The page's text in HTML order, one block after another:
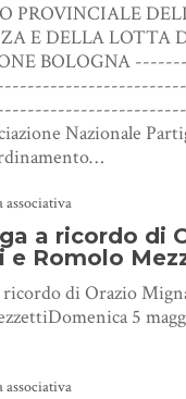
PROVINCIALE
E DELLA LOTTA
BOLOGNA
Nazionale
associativa
a ricordo di
e Romolo
ricordo di Orazio
5
associativa